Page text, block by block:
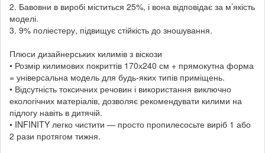
2. Бавовни в виробі міститься 25%, і вона відповідає за м’якість
моделі.
3. 9% поліестеру, підвищує стійкість до зношування.
Плюси дизайнерських килимів з віскози
• Розмір килимових покриттів 170х240 см + прямокутна форма
= універсальна модель для будь-яких типів приміщень.
• Відсутність токсичних речовин і використання виключно
екологічних матеріалів, дозволяє рекомендувати килими на
підлогу навіть в дитячій.
• INFINITY легко чистити — просто пропилесосьте виріб 1 або
2 рази протягом тижня.